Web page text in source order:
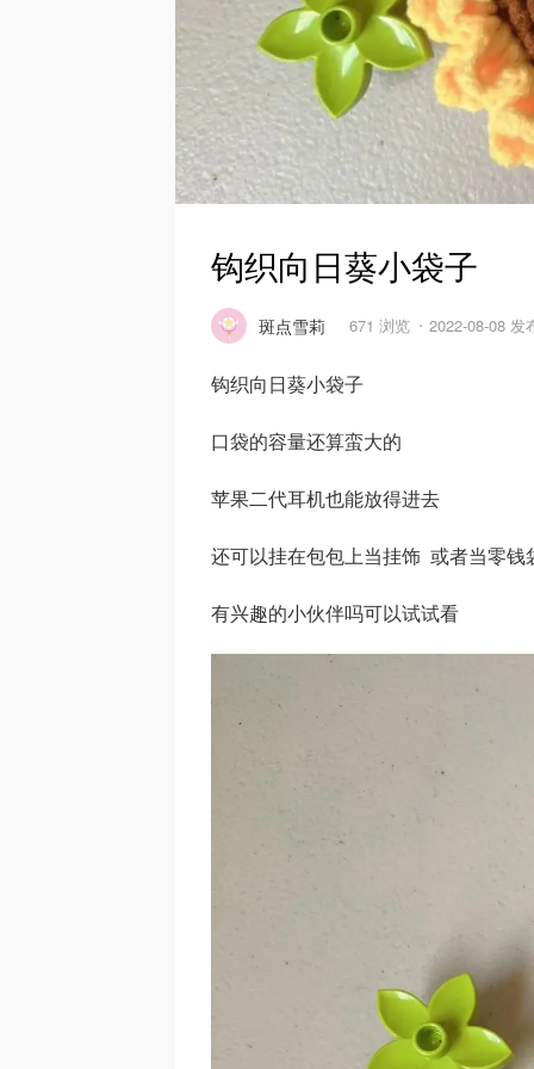
钩织向日葵小袋子
斑点雪莉 671 浏览 2022-08-08 发
钩织向日葵小袋子
口袋的容量还算蛮大的
苹果二代耳机也能放得进去
还可以挂在包包上当挂饰 或者当零
有兴趣的小伙伴吗可以试试看